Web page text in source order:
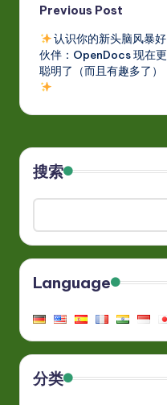
Post
navigation
Previous Post
认识你的新头脑风暴好
伙伴：OpenDocs 现在更
聪明了（而且有趣多了）
搜索
Language
分类